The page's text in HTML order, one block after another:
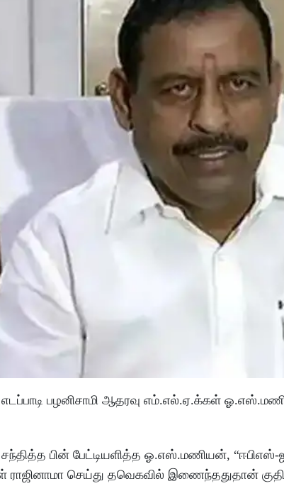
பழனிசாமி ஆதரவு எம்.எல்.ஏ.க்கள்
பின் பேட்டியளித்த ஓ.எஸ்.மணியன், “ஈபிஎஸ்-ஐ
செய்து தவெகவில் இணைந்ததுதான்